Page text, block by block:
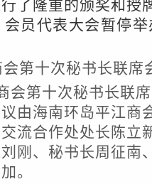
了隆重的颁奖和授
员代表大会暂停
第十次秘书长联席
会第十次秘书长联
由海南环岛平江商
流合作处处长陈立
刚、秘书长周征南
。